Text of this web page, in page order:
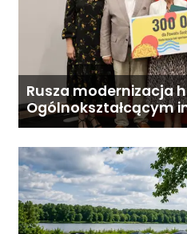
Rusza modernizacja
Ogólnokształcącym
Gostyninie